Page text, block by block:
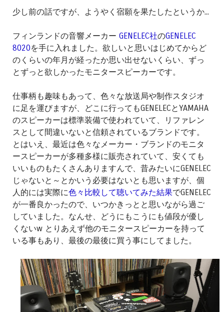
少し前の話ですが、ようやく宿願を果たしたというか...
フィンランドの音響メーカー GENELEC社のGENELEC
8020を手に入れました。欲しいと思いはじめてからど
のくらいの年月が経ったか思い出せないくらい、ずっ
とずっと欲しかったモニタースピーカーです。
仕事柄も趣味もあって、色々な放送局や制作スタジオ
に足を運びますが、どこに行ってもGENELECとYAMAHA
のスピーカーは標準装備で使われていて、リファレン
スとして間違いないと信頼されているブランドです。
とはいえ、最近は色々なメーカー・ブランドのモニタ
ースピーカーが多種多様に販売されていて、安くても
いいものもたくさんありますんで、昔みたいにGENELEC
じゃないと～とかいう必要はないとも思いますが、個
人的には実際に色々比較して聴いてみた結果でGENELEC
が一番良かったので、いつかきっとと思いながら過ご
していました。なんせ、どうにもこうにも値段が優し
くないw とりあえず他のモニタースピーカーを持って
いる事もあり、最後の最後に買う事にしてました。